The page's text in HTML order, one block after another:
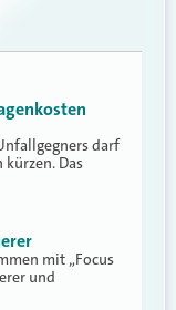
darf
Das
mit „Focus
und